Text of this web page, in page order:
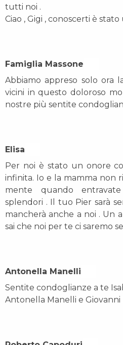
tutti noi .
Ciao , Gigi , conoscerti è
Famiglia Massone On
Abbiamo appreso solo ora
vicini in questo doloroso
nostre più sentite
Elisa On
Per noi è stato un onore
infinita. Io e la mamma non
mente quando
splendori . Il tuo Pier sarà
mancherà anche a noi . Un
sai che noi per te ci saremo
Antonella Manelli On
Sentite condoglianze a te
Antonella Manelli e Giovanni